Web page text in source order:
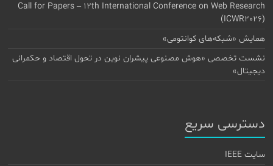
Call for Papers – 12th International Conference on Web Research
(ICWR2026)
همایش «شبکه‌های کوانتومی»
نشست تخصصی «هوش مصنوعی پیشران نوین در تحول اقتصاد و حکمرانی
دیجیتال»
دسترسی سریع
سایت IEEE